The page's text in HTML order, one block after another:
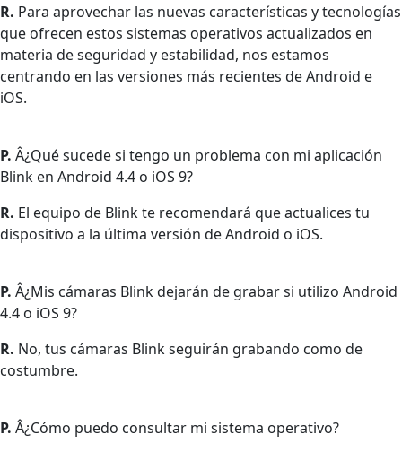
R. Para aprovechar las nuevas características y tecnologías
que ofrecen estos sistemas operativos actualizados en
materia de seguridad y estabilidad, nos estamos
centrando en las versiones más recientes de Android e
iOS.
P. Â¿Qué sucede si tengo un problema con mi aplicación
Blink en Android 4.4 o iOS 9?
R. El equipo de Blink te recomendará que actualices tu
dispositivo a la última versión de Android o iOS.
P. Â¿Mis cámaras Blink dejarán de grabar si utilizo Android
4.4 o iOS 9?
R. No, tus cámaras Blink seguirán grabando como de
costumbre.
P. Â¿Cómo puedo consultar mi sistema operativo?